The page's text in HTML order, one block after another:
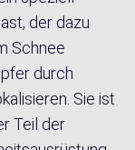
der dazu
Schnee
durch
Sie ist
Teil der